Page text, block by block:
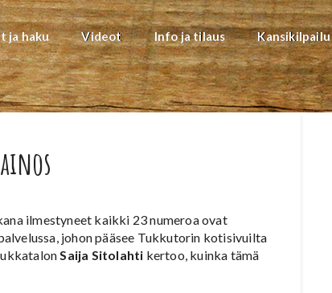
ja haku Videot Info ja tilaus Kansikilpailu
ilmestyneet kaikki 23 numeroa ovat
johon pääsee Tukkutorin kotisivuilta
Saija Sitolahti kertoo, kuinka tämä